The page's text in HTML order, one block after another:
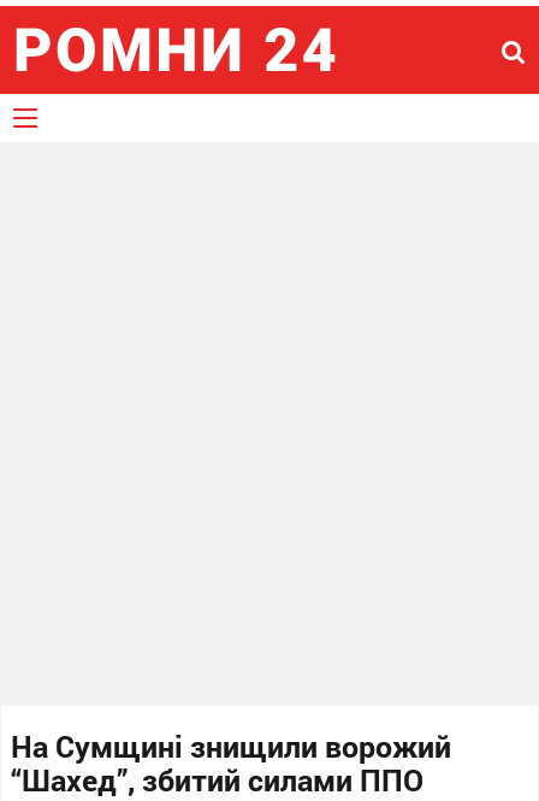
На Сумщині знищили ворожий
“Шахед”, збитий силами ППО